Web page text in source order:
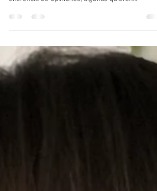
llegada del otoño? Aquí en la peluquería hay
diferencia de opiniones, algunas quieren...